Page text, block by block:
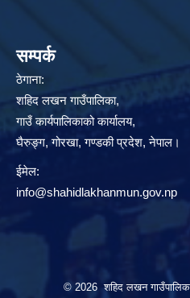
सम्पर्क
ठेगाना:
शहिद लखन गाउँपालिका,
गाउँ कार्यपालिकाको कार्यालय,
घैरुङ्ग, गोरखा, गण्डकी प्रदेश, नेपाल।
ईमेल:
info@shahidlakhanmun.gov.np
© 2026 शहिद लखन गाउँपालिका,